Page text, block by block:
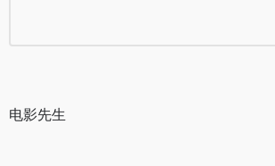
电影先生